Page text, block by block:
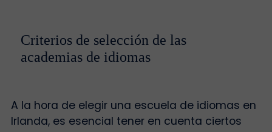
Criterios de selección de las
academias de idiomas
A la hora de elegir una escuela de idiomas en
Irlanda, es esencial tener en cuenta ciertos